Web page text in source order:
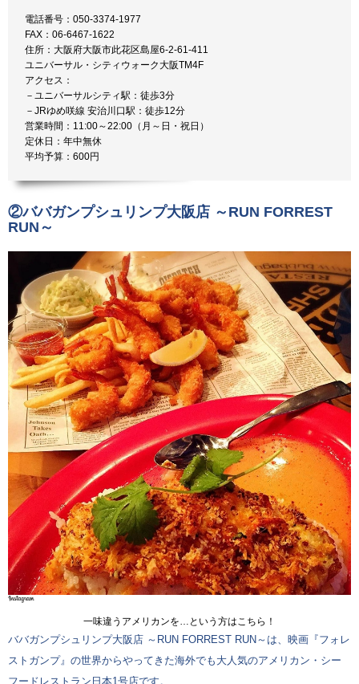
電話番号：050-3374-1977
FAX：06-6467-1622
住所：大阪府大阪市此花区島屋6-2-61-411
ユニバーサル・シティウォーク大阪TM4F
アクセス：
－ユニバーサルシティ駅：徒歩3分
－JRゆめ咲線 安治川口駅：徒歩12分
営業時間：11:00～22:00（月～日・祝日）
定休日：年中無休
平均予算：600円
②ババガンプシュリンプ大阪店 ～RUN FORREST
RUN～
一味違うアメリカンを…という方はこちら！
ババガンプシュリンプ大阪店 ～RUN FORREST RUN～は、映画『フォレ
ストガンプ』の世界からやってきた海外でも大人気のアメリカン・シー
フードレストラン日本1号店です。